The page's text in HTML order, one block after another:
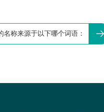
名称来源于以下哪个词语：